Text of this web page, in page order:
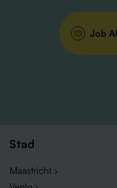
(https://
breed aanbod van
trainingen die
Een voordelige
Het station Weert is
Job
Stad
Maastricht ›